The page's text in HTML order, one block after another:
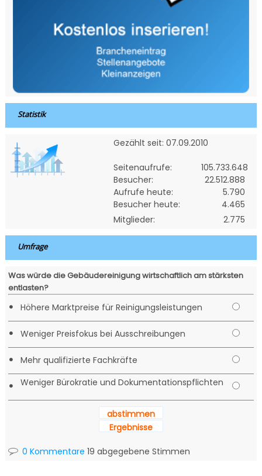
Statistik
Gezählt seit: 07.09.2010
Seitenaufrufe:
105.733.648
Besucher:
22.512.888
Aufrufe heute:
5.790
Besucher heute:
4.465
Mitglieder:
2.775
Umfrage
Was würde die Gebäudereinigung wirtschaftlich am stärksten
entlasten?
• Höhere Marktpreise für Reinigungsleistungen
• Weniger Preisfokus bei Ausschreibungen
• Mehr qualifizierte Fachkräfte
• Weniger Bürokratie und Dokumentationspflichten
abstimmen
Ergebnisse
0 Kommentare 19 abgegebene Stimmen